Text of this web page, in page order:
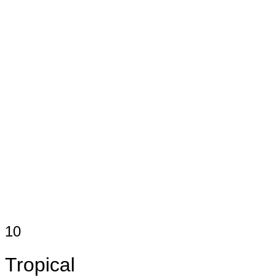
10
Tropical